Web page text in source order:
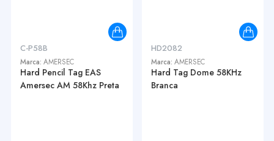
C-P58B
Marca: AMERSEC
Hard Pencil Tag EAS
Amersec AM 58Khz Preta
HD2082
Marca: AMERSEC
Hard Tag Dome 58KHz
Branca